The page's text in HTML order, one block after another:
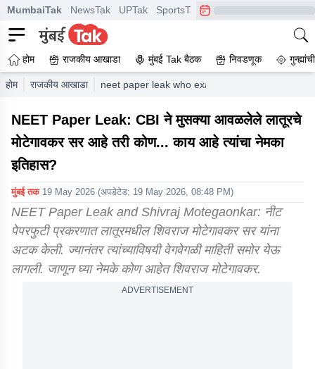
MumbaiTak NewsTak UPTak SportsTak CrimeTak
होम राजकीय आखाडा मुंबई Tak बैठक निवडणूक
होम राजकीय आखाडा neet paper leak who exactly is shivraj
NEET Paper Leak: CBI ने मुसक्या आवळलेले लातूरचे
मोटेगावकर सर आहे तरी कोण... काय आहे त्यांचा नेमका
इतिहास?
मुंबई तक 19 May 2026 (अपडेटेड: 19 May 2026, 08:48 PM)
NEET Paper Leak and Shivraj Motegaonkar: नीट
पेपरफुटी प्रकरणात लातूरमधील शिवराज मोटेगावकर सर यांना
अटक केली. ज्यानंतर त्यांच्याविषयी वेगवेगळी माहिती समोर येऊ
लागली. जाणून घ्या नेमके कोण आहेत शिवराज मोटेगावकर.
ADVERTISEMENT